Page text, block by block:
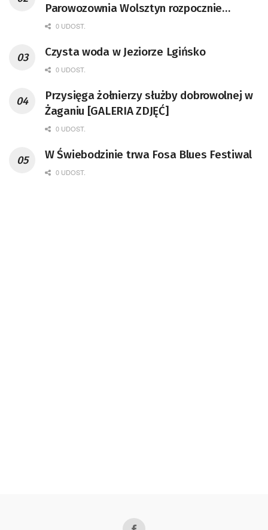
Parowozownia Wolsztyn rozpocznie
remont unikatowego Tr5-65
0 UDOST.
Czysta woda w Jeziorze Lgińsko
0 UDOST.
Przysięga żołnierzy służby dobrowolnej w
Żaganiu [GALERIA ZDJĘĆ]
0 UDOST.
W Świebodzinie trwa Fosa Blues Festiwal
0 UDOST.